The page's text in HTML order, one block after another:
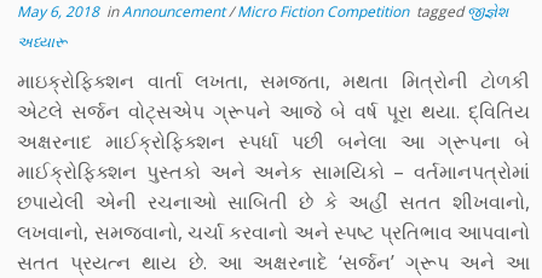
May 6, 2018inAnnouncement/Micro Fiction Competition taggedજીજ્ઞેશ
અધ્યારૂ
માઇક્રોફિક્શન વાર્તા લખતા, સમજતા, મથતા મિત્રોની ટોળકી
એટલે સર્જન વોટ્સએપ ગ્રૂપને આજે બે વર્ષ પૂરા થયા. દ્વિતિય
અક્ષરનાદ માઈક્રોફિક્શન સ્પર્ધા પછી બનેલા આ ગ્રૂપના બે
માઈક્રોફિક્શન પુસ્તકો અને અનેક સામયિકો – વર્તમાનપત્રોમાં
છપાયેલી એની રચનાઓ સાબિતી છે કે અહીં સતત શીખવાનો,
લખવાનો, સમજવાનો, ચર્ચા કરવાનો અને સ્પષ્ટ પ્રતિભાવ આપવાનો
સતત પ્રયત્ન થાય છે. આ અક્ષરનાદે ‘સર્જન’ ગ્રૂપ અને આ